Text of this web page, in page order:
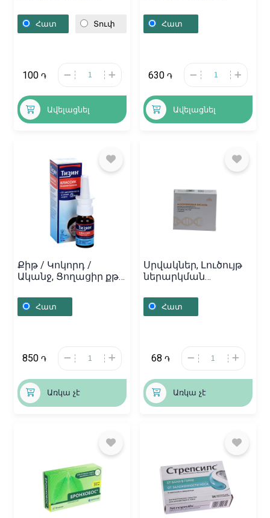
10մգ, Գերմանիա
Հատ Տուփ
100 ֏
Ավելացնել
«Floxaval» 500մգ,
Կիպրոս
Հատ
630 ֏
Ավելացնել
Քիթ / Կոկորդ /
Ականջ, Ցողացիր քթի
Ֆրանսիա
Հատ
850 ֏
Առկա չէ
Սրվակներ, Լուծույթ
ներարկման
Кислота» 2մլ,
Ռուսաստան
Հատ
68 ֏
Առկա չէ